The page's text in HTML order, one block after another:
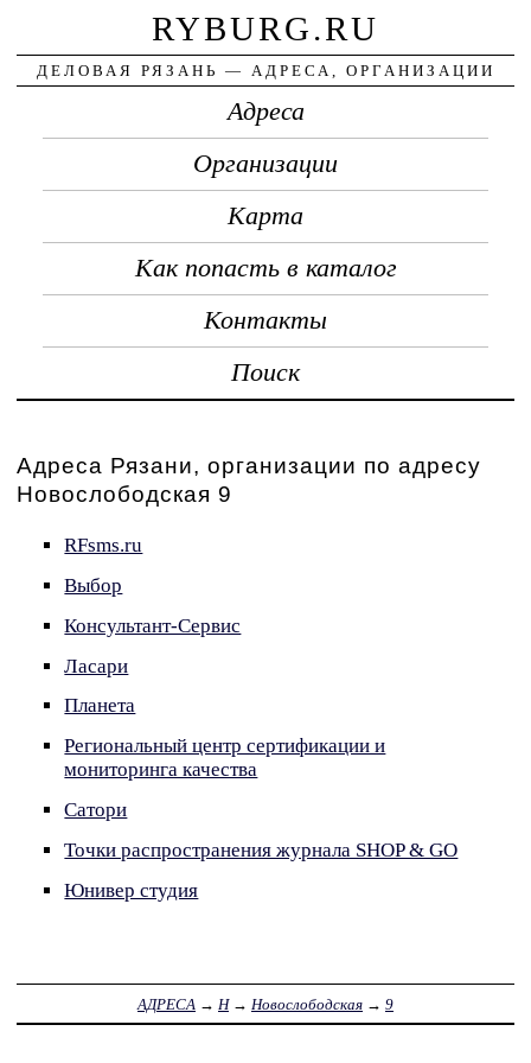
RYBURG.RU
ДЕЛОВАЯ РЯЗАНЬ — АДРЕСА, ОРГАНИЗАЦИИ
Адреса
Организации
Карта
Как попасть в каталог
Контакты
Поиск
Адреса Рязани, организации по адресу
Новослободская 9
RFsms.ru
Выбор
Консультант-Сервис
Ласари
Планета
Региональный центр сертификации и
мониторинга качества
Сатори
Точки распространения журнала SHOP & GO
Юнивер студия
АДРЕСА → Н→ Новослободская → 9